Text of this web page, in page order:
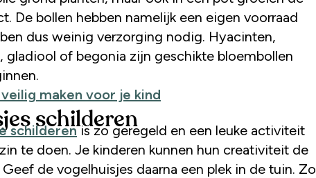
De bollen hebben namelijk een eigen voorraad
dus weinig verzorging nodig. Hyacinten,
gladiool of begonia zijn geschikte bloembollen
maken voor je kind
schilderen
schilderenis zo geregeld en een leuke activiteit
te doen. Je kinderen kunnen hun creativiteit de
de vogelhuisjes daarna een plek in de tuin. Zo